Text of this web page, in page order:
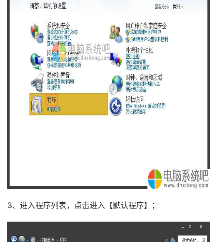
3、进入程序列表，点击进入【默认程序】；